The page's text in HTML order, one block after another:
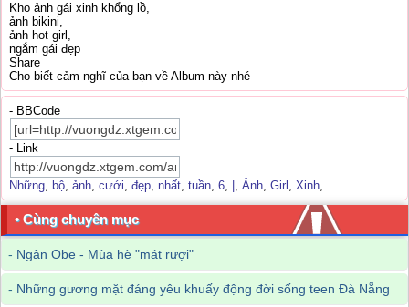
Kho ảnh gái xinh khổng lồ,
ảnh bikini,
ảnh hot girl,
ngắm gái đẹp
Share
Cho biết cảm nghĩ của bạn về Album này nhé
- BBCode
- Link
Những, bộ, ảnh, cưới, đẹp, nhất, tuần, 6, , Ảnh, Girl , Xinh,
• Cùng chuyên mục
- Ngân Obe - Mùa hè "mát rượi"
- Những gương mặt đáng yêu khuấy động đời sống teen Đà Nẵng